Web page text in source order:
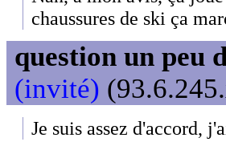
chaussures de ski ça
question un peu
(invité)
Je suis assez d'accord,